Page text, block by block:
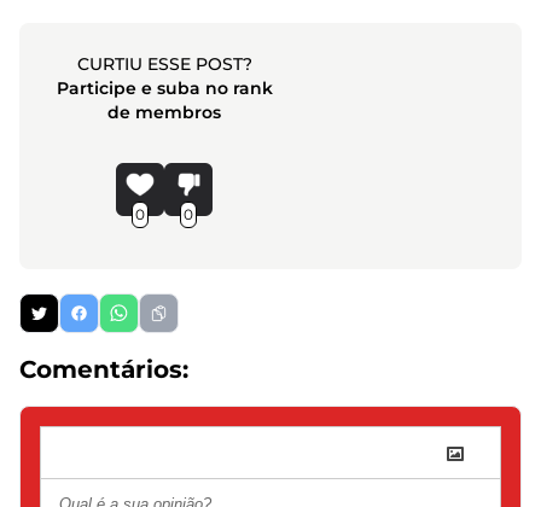
CURTIU ESSE POST?
Participe e suba no rank
de membros
0 0
Comentários: